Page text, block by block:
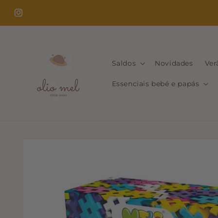
para o
conteúdo
Instagram
Saldos Novidades
Essenciais bebé e papás